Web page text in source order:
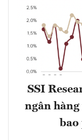
SSI
ngân
bao